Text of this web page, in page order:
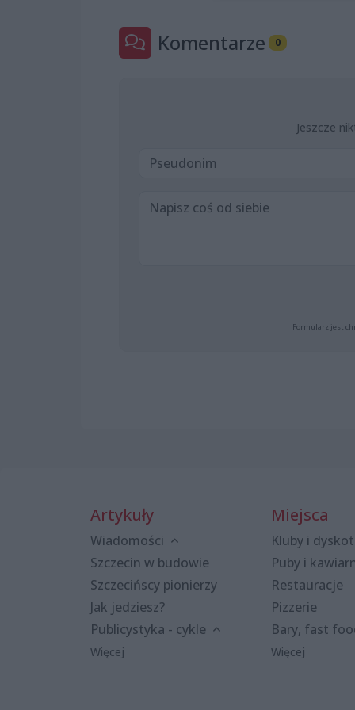
Komentarze 0
Jeszcze
Formularz jest
Artykuły
Wiadomości
Szczecin w budowie
Szczecińscy pionierzy
Jak jedziesz?
Publicystyka - cykle
Więcej
Miejsca
Kluby i
Puby i
Restauracje
Pizzerie
Bary, fast
Więcej